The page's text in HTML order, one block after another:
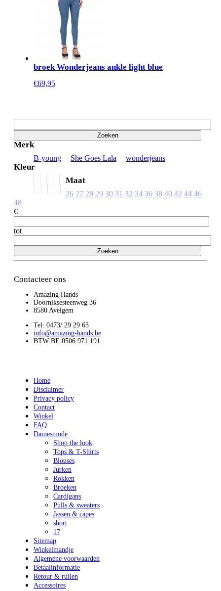
broek Wonderjeans ankle light blue
€69,95
Zoeken
Merk
B-young She Goes Lala wonderjeans
Kleur
Maat
26 27 28 29 30 31 32 34 36 38 40 42 44 46
48
€
tot
Zoeken
Contacteer ons
Amazing Hands
Doorniksesteenweg 36
8580 Avelgem
Tel: 0473/ 29 29 63
info@amazing-hands.be
BTW BE 0506.971.191
Home
Disclaimer
Privacy policy
Contact
Winkel
FAQ
Damesmode
Shop the look
Tops & T-Shirts
Blouses
Jurken
Rokken
Broeken
Cardigans
Pulls & sweaters
Jassen & capes
short
17
Sitemap
Winkelmandje
Algemene voorwaarden
Betaalinformatie
Retour & ruilen
Accessoires